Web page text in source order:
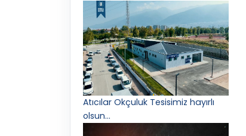
Atıcılar Okçuluk Tesisimiz hayırlı
olsun...